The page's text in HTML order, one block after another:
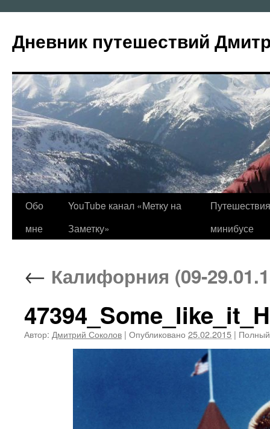
содержимому
Дневник путешествий
Обо
мне
YouTube канал «Метку на
Заметку»
минибусе
← Калифорния (09-
Автор: Дмитрий Соколов | Опубликовано 25.02.2015 |